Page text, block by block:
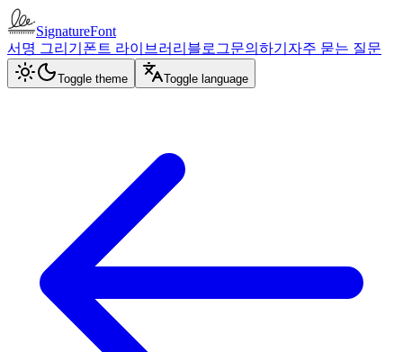
SignatureFont
서명 그리기 폰트 라이브러리 블로그문의하기 자주 묻는 질문
Toggle theme Toggle language